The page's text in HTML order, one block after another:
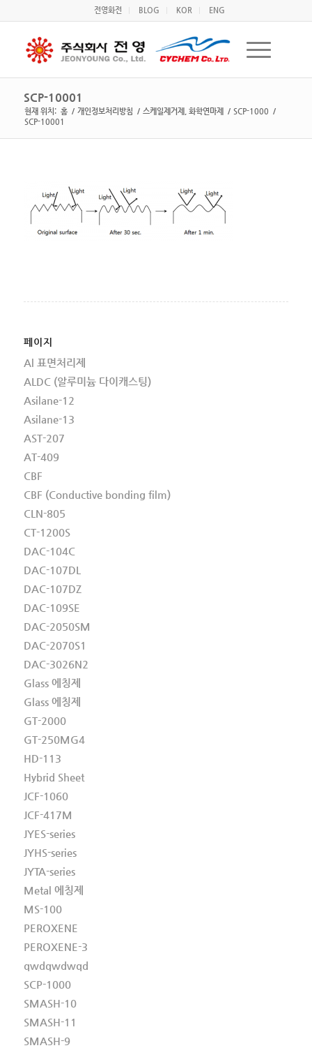
전영화전 BLOG KOR ENG
SCP-10001
현재 위치: 홈 / 개인정보처리방침 / 스케일제거제, 화학연마제 / SCP-1000 /
SCP-10001
페이지
Al 표면처리제
ALDC (알루미늄 다이캐스팅)
Asilane-12
Asilane-13
AST-207
AT-409
CBF
CBF (Conductive bonding film)
CLN-805
CT-1200S
DAC-104C
DAC-107DL
DAC-107DZ
DAC-109SE
DAC-2050SM
DAC-2070S1
DAC-3026N2
Glass 에칭제
Glass 에칭제
GT-2000
GT-250MG4
HD-113
Hybrid Sheet
JCF-1060
JCF-417M
JYES-series
JYHS-series
JYTA-series
Metal 에칭제
MS-100
PEROXENE
PEROXENE-3
qwdqwdwqd
SCP-1000
SMASH-10
SMASH-11
SMASH-9